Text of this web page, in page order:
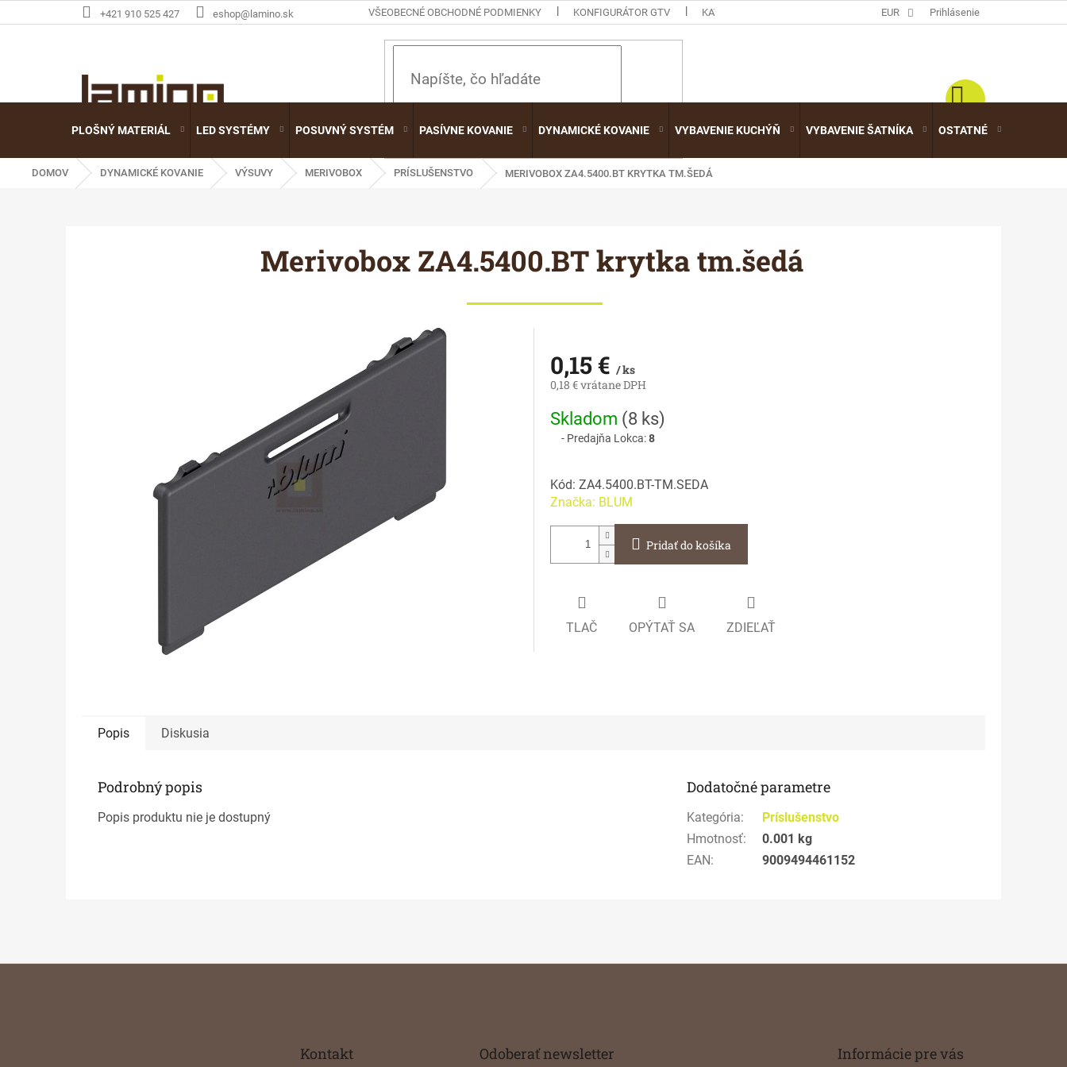
na
+421 910 525 427 eshop@lamino.sk VŠEOBECNÉ OBCHODNÉ PODMIENKY KONFIGURÁTOR GTV KATALÓGY EUR Prihlásenie
HĽADAŤ
PLOŠNÝ MATERIÁL LED SYSTÉMY POSUVNÝ SYSTÉM PASÍVNE KOVANIE DYNAMICKÉ KOVANIE VYBAVENIE KUCHÝŇ VYBAVENIE ŠATNÍKA OSTATNÉ
DOMOV DYNAMICKÉ KOVANIE VÝSUVY MERIVOBOX PRÍSLUŠENSTVO MERIVOBOX ZA4.5400.BT KRYTKA TM.ŠEDÁ
Merivobox ZA4.5400.BT krytka tm.šedá
0,15 € / ks
0,18 € vrátane DPH
Jednotková
cena:
Skladom (8 ks)
Predajňa Lokca:8
Kód: ZA4.5400.BT-TM.SEDA
Značka: BLUM
Pridať do košíka
TLAČ OPÝTAŤ SA ZDIEĽAŤ
Popis Diskusia
Podrobný popis
Popis produktu nie je dostupný
Dodatočné parametre
Kategória:
Príslušenstvo
Hmotnosť:
0.001 kg
EAN: 9009494461152
Kontakt Odoberať newsletter Informácie pre vás